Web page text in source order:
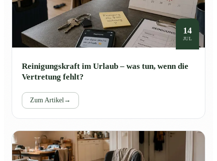
14
JUL
Reinigungskraft im Urlaub – was tun, wenn die
Vertretung fehlt?
Zum Artikel →